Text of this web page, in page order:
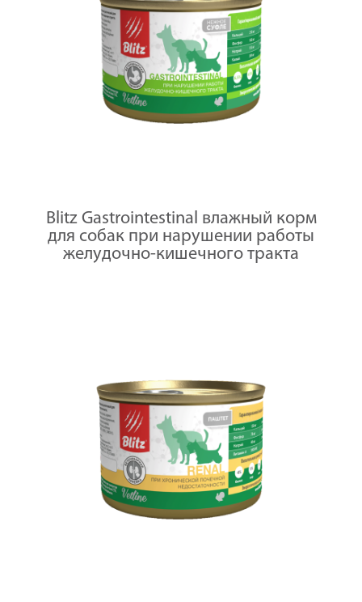
Blitz Gastrointestinal влажный корм
для собак при нарушении работы
желудочно-кишечного тракта